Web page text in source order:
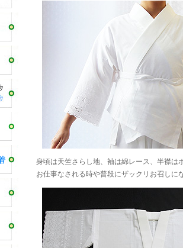
身頃は天竺さらし地、袖は綿レース、半襟は
お仕事なされる時や普段にザックリお召し